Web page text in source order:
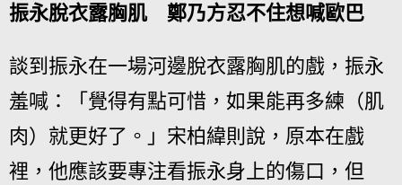
振永脫衣露胸肌 鄭乃方忍不住想喊歐巴
談到振永在一場河邊脫衣露胸肌的戲，振永
羞喊：「覺得有點可惜，如果能再多練（肌
肉）就更好了。」宋柏緯則說，原本在戲
裡，他應該要專注看振永身上的傷口，但